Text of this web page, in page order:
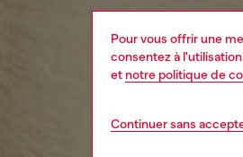
Pour vous offrir une
consentez à
et notre politique de
Continuer sans